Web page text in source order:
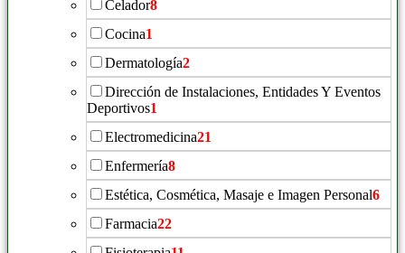
Celador8
Cocina1
Dermatología2
Dirección de Instalaciones, Entidades Y Eventos
Deportivos1
Electromedicina21
Enfermería8
Estética, Cosmética, Masaje e Imagen Personal6
Farmacia22